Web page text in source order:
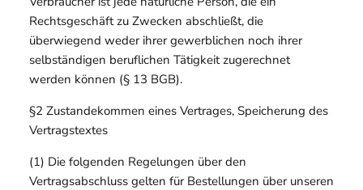
Rechtsgeschäft zu Zwecken abschließt, die
überwiegend weder ihrer gewerblichen noch ihrer
selbständigen beruflichen Tätigkeit zugerechnet
werden können (§ 13 BGB).
§2 Zustandekommen eines Vertrages, Speicherung des
Vertragstextes
(1) Die folgenden Regelungen über den
Vertragsabschluss gelten für Bestellungen über unseren